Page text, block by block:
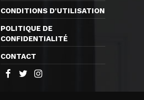
CONDITIONS D'UTILISATION
POLITIQUE DE
CONFIDENTIALITÉ
CONTACT